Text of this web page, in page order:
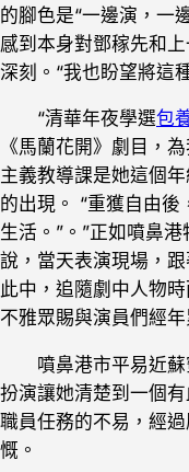
的腳色是“一邊演，一
感到本身對鄧稼先和
深刻。“我也盼望將這
“清華年夜學選包
《馬蘭花開》劇目，
主義教導課是她這個
的出現。 “重獲自由
生活。”。”正如噴鼻
說，當天表演現場，
此中，追隨劇中人物
不雅眾賜與演員們經
噴鼻港市平易近蘇
扮演讓她清楚到一個
職員任務的不易，經
慨。